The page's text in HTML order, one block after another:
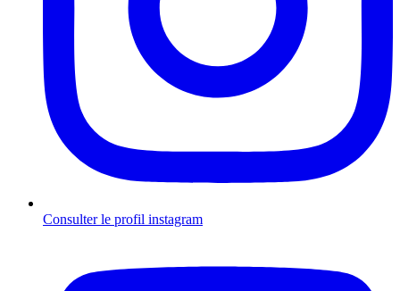
Consulter le profil instagram